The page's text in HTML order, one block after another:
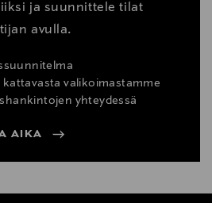
ja suunnittele tilat
avulla.
valikoimastamme
yhteydessä
AIKA